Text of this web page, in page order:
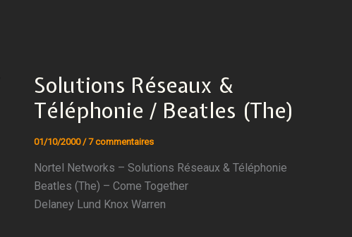
Solutions Réseaux &
Téléphonie / Beatles (The)
01/10/2000 /7 commentaires
Nortel Networks – Solutions Réseaux & Téléphonie
Beatles (The) – Come Together
Delaney Lund Knox Warren